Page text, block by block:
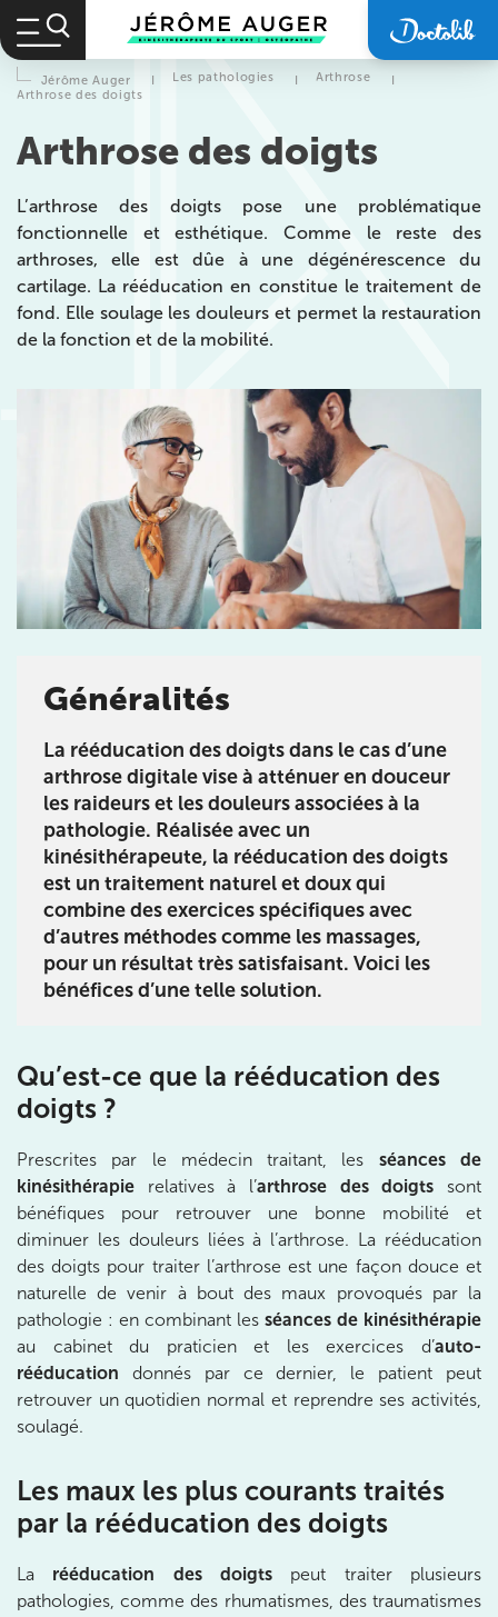
Jérôme Auger I Les pathologies I Arthrose
I
Arthrose des doigts
Arthrose des doigts
L’arthrose des doigts pose une problématique
fonctionnelle et esthétique. Comme le reste des
arthroses, elle est dûe à une dégénérescence du
cartilage. La rééducation en constitue le traitement de
fond. Elle soulage les douleurs et permet la restauration
de la fonction et de la mobilité.
Généralités
La rééducation des doigts dans le cas d’une
arthrose digitale vise à atténuer en douceur
les raideurs et les douleurs associées à la
pathologie. Réalisée avec un
kinésithérapeute, la rééducation des doigts
est un traitement naturel et doux qui
combine des exercices spécifiques avec
d’autres méthodes comme les massages,
pour un résultat très satisfaisant. Voici les
bénéfices d’une telle solution.
Qu’est-ce que la rééducation des
doigts ?
Prescrites par le médecin traitant, les séances de
kinésithérapie relatives à l’arthrose des doigts sont
bénéfiques pour retrouver une bonne mobilité et
diminuer les douleurs liées à l’arthrose. La rééducation
des doigts pour traiter l’arthrose est une façon douce et
naturelle de venir à bout des maux provoqués par la
pathologie : en combinant les séances de kinésithérapie
au cabinet du praticien et les exercices d’auto-
rééducation donnés par ce dernier, le patient peut
retrouver un quotidien normal et reprendre ses activités,
soulagé.
Les maux les plus courants traités
par la rééducation des doigts
La rééducation des doigts peut traiter plusieurs
pathologies, comme des rhumatismes, des traumatismes
avec les équipes
de Jérôme Auger
Bénéficiez de l’expertise de Jérôme Auger en
prenant rendez-vous avecses équipesdans votre
cabinet IK – Institut Kinésithérapiele plus proche
de chez vous ou chezKOSS, votre allié sport du
quotidien.
IK PARIS 16 – TROCADÉRO
Prenez RDV sur
IK PARIS 15 – SÉGUR
75015 Paris
75015 Paris
01 43 31 00 33
Prenez RDV sur
Prenez RDV sur
1 Rue Cassette 75006 Paris
1 Rue Cassette 75006 Paris
01 42 84 06 95
Prenez RDV sur
Prenez RDV sur